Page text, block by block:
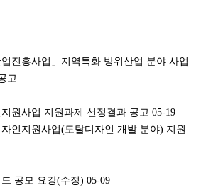
업진흥사업」지역특화 방위산업 분야 사업
고
원사업 지원과제 선정결과 공고 05-19
인지원사업(토탈디자인 개발 분야) 지원
공모 요강(수정) 05-09